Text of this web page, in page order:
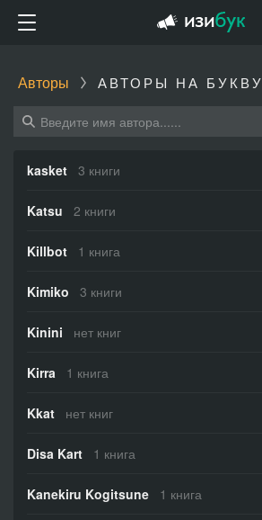
Авторы АВТОРЫ НА БУКВУ
kasket 3 книги
Katsu 2 книги
Killbot 1 книга
Kimiko 3 книги
Kinini нет книг
Kirra 1 книга
Kkat нет книг
Disa Kart 1 книга
Kanekiru Kogitsune 1 книга